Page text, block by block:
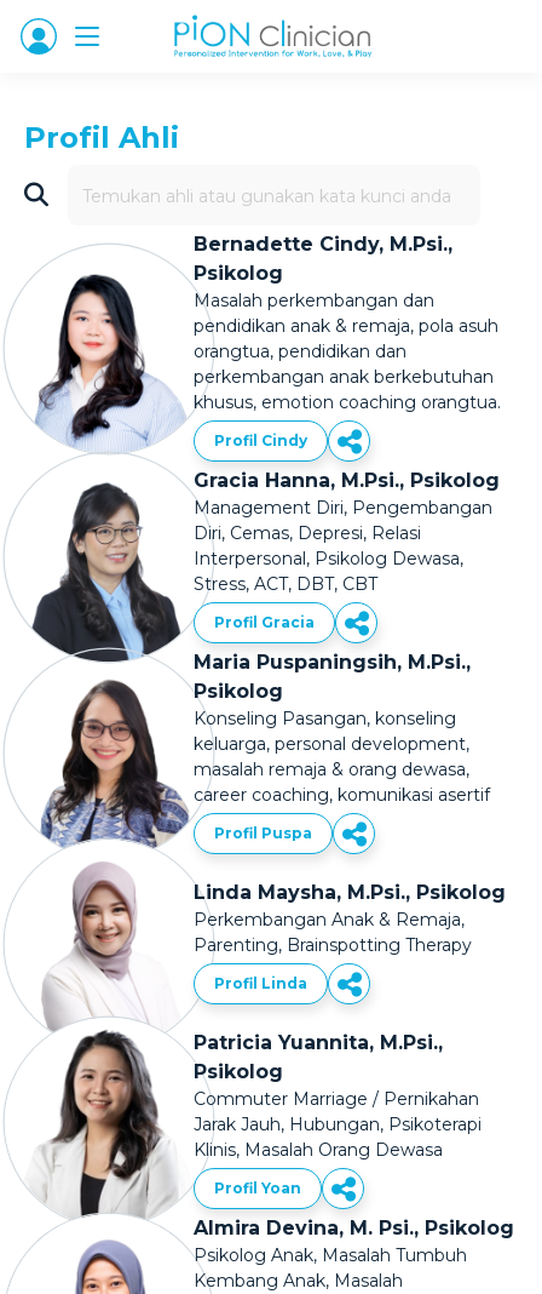
Profil Ahli
Bernadette Cindy, M.Psi.,
Psikolog
Masalah perkembangan dan
pendidikan anak & remaja, pola asuh
orangtua, pendidikan dan
perkembangan anak berkebutuhan
khusus, emotion coaching orangtua.
Profil Cindy
Gracia Hanna, M.Psi., Psikolog
Management Diri, Pengembangan
Diri, Cemas, Depresi, Relasi
Interpersonal, Psikolog Dewasa,
Stress, ACT, DBT, CBT
Profil Gracia
Maria Puspaningsih, M.Psi.,
Psikolog
Konseling Pasangan, konseling
keluarga, personal development,
masalah remaja & orang dewasa,
career coaching, komunikasi asertif
Profil Puspa
Linda Maysha, M.Psi., Psikolog
Perkembangan Anak & Remaja,
Parenting, Brainspotting Therapy
Profil Linda
Patricia Yuannita, M.Psi.,
Psikolog
Commuter Marriage / Pernikahan
Jarak Jauh, Hubungan, Psikoterapi
Klinis, Masalah Orang Dewasa
Profil Yoan
Almira Devina, M. Psi., Psikolog
Psikolog Anak, Masalah Tumbuh
Kembang Anak, Masalah